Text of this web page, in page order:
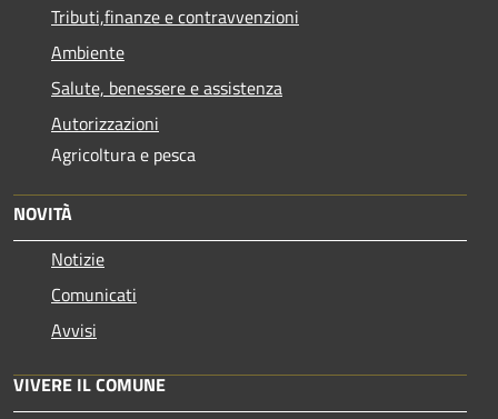
Tributi,finanze e contravvenzioni
Ambiente
Salute, benessere e assistenza
Autorizzazioni
Agricoltura e pesca
NOVITÀ
Notizie
Comunicati
Avvisi
VIVERE IL COMUNE